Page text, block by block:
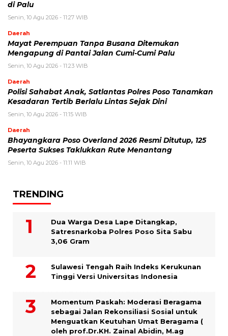
di Palu
Senin, 10 Agu 2026 - 11:27 WIB
Daerah
Mayat Perempuan Tanpa Busana Ditemukan
Mengapung di Pantai Jalan Cumi-Cumi Palu
Senin, 10 Agu 2026 - 11:23 WIB
Daerah
Polisi Sahabat Anak, Satlantas Polres Poso Tanamkan
Kesadaran Tertib Berlalu Lintas Sejak Dini
Senin, 10 Agu 2026 - 11:15 WIB
Daerah
Bhayangkara Poso Overland 2026 Resmi Ditutup, 125
Peserta Sukses Taklukkan Rute Menantang
Senin, 10 Agu 2026 - 11:11 WIB
TRENDING
Dua Warga Desa Lape Ditangkap,
Satresnarkoba Polres Poso Sita Sabu
3,06 Gram
Sulawesi Tengah Raih Indeks Kerukunan
Tinggi Versi Universitas Indonesia
Momentum Paskah: Moderasi Beragama
sebagai Jalan Rekonsiliasi Sosial untuk
Menguatkan Keutuhan Umat Beragama (
oleh prof.Dr.KH. Zainal Abidin, M.ag